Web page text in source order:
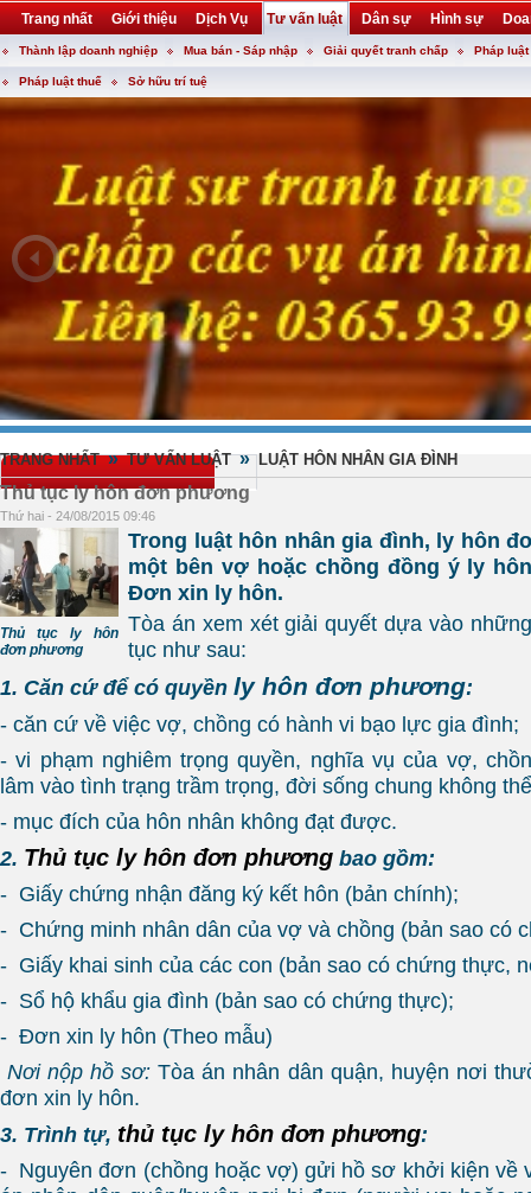
Trang nhất Giới thiệu Dịch Vụ Tư vấn luật Dân sự Hình sự
Khuyến mại Liên hệ forum utility
Thành lập doanh nghiệp Mua bán - Sáp nhập Giải quyết tranh chấp Pháp
Pháp luật thuế Sở hữu trí tuệ
TRANG NHẤT » TƯ VẤN LUẬT » LUẬT HÔN NHÂN GIA ĐÌNH
Thủ tục ly hôn đơn phương
Thứ hai - 24/08/2015 09:46
Thủ tục ly hôn
đơn phương
Trong luật hôn nhân gia đình, ly hôn
một bên vợ hoặc chồng đồng ý ly
Đơn xin ly hôn.
Tòa án xem xét giải quyết dựa vào
tục như sau:
1. Căn cứ để có quyền ly hôn đơn phương:
- căn cứ về việc vợ, chồng có hành vi bạo lực gia đình;
- vi phạm nghiêm trọng quyền, nghĩa vụ của vợ,
lâm vào tình trạng trầm trọng, đời sống chung không
- mục đích của hôn nhân không đạt được.
2. Thủ tục ly hôn đơn phương bao gồm:
- Giấy chứng nhận đăng ký kết hôn (bản chính);
- Chứng minh nhân dân của vợ và chồng (bản sao có
- Giấy khai sinh của các con (bản sao có chứng thực,
- Sổ hộ khẩu gia đình (bản sao có chứng thực);
- Đơn xin ly hôn (Theo mẫu)
Nơi nộp hồ sơ: Tòa án nhân dân quận, huyện nơi
đơn xin ly hôn.
3. Trình tự, thủ tục ly hôn đơn phương:
- Nguyên đơn (chồng hoặc vợ) gửi hồ sơ khởi kiện về